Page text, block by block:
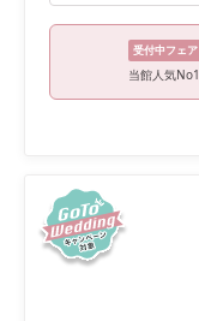
受付中フェア